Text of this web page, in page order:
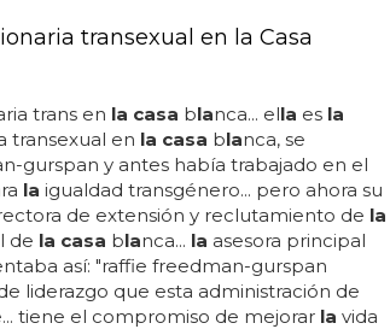
transexual en la Casa
trans en la casa blanca... ella es la
transexual en la casa blanca, se
gurspan y antes había trabajado en el
la igualdad transgénero... pero ahora su
de extensión y reclutamiento de la
de la casa blanca... la asesora principal
así: "raffie freedman-gurspan
liderazgo que esta administración de
tiene el compromiso de mejorar la vida